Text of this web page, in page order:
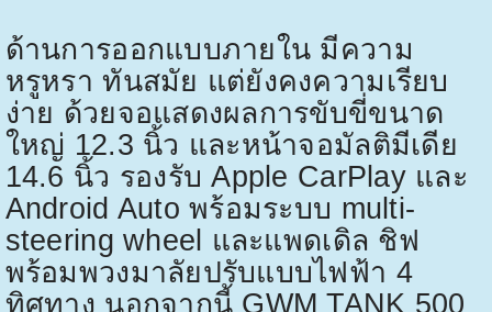
ด้านการออกแบบภายใน มีความ
หรูหรา ทันสมัย แต่ยังคงความเรียบ
ง่าย ด้วยจอแสดงผลการขับขี่ขนาด
ใหญ่ 12.3 นิ้ว และหน้าจอมัลติมีเดีย
14.6 นิ้ว รองรับApple CarPlay และ
Android Autoพร้อมระบบ multi-
steering wheel และแพดเดิล ชิฟ
พร้อมพวงมาลัยปรับแบบไฟฟ้า 4
ทิศทาง นอกจากนี้ GWM TANK 500